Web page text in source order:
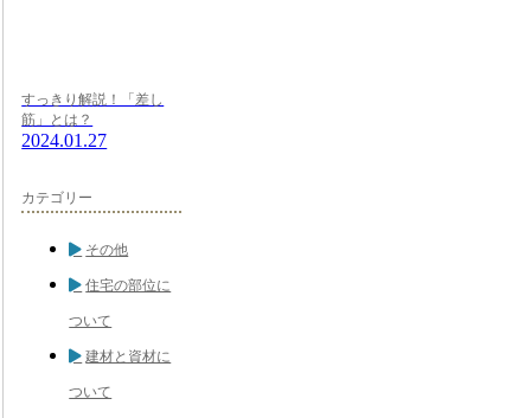
すっきり解説！「差し
筋」とは？
2024.01.27
カテゴリー
その他
住宅の部位に
ついて
建材と資材に
ついて